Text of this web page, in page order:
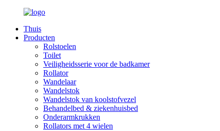
Thuis
Producten
Rolstoelen
Toilet
Veiligheidsserie voor de badkamer
Rollator
Wandelaar
Wandelstok
Wandelstok van koolstofvezel
Behandelbed & ziekenhuisbed
Onderarmkrukken
Rollators met 4 wielen